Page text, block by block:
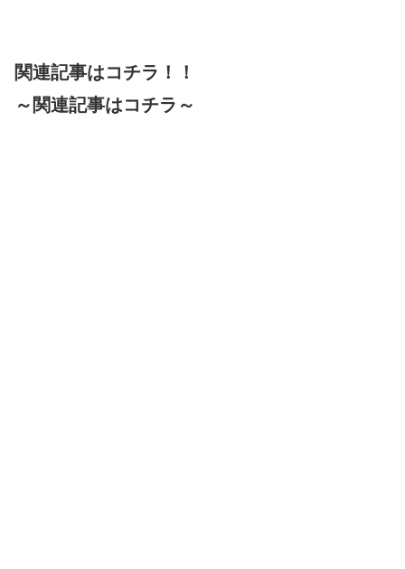
関連記事はコチラ！！
～関連記事はコチラ～